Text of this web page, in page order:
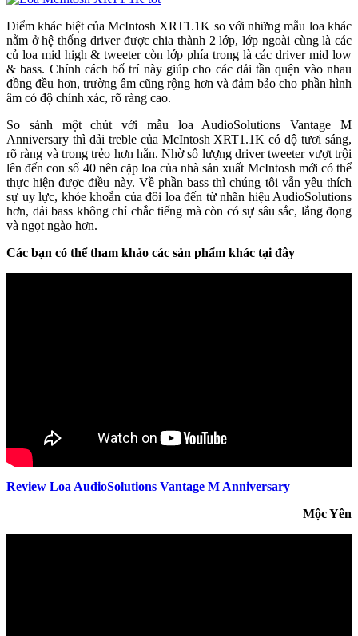
Điểm khác biệt của McIntosh XRT1.1K so với những mẫu loa khác
nằm ở hệ thống driver được chia thành 2 lớp, lớp ngoài cùng là các
củ loa mid high & tweeter còn lớp phía trong là các driver mid low
& bass. Chính cách bố trí này giúp cho các dải tần quện vào nhau
đồng đều hơn, trường âm cũng rộng hơn và đảm bảo cho phần hình
âm có độ chính xác, rõ ràng cao.
So sánh một chút với mẫu loa AudioSolutions Vantage M
Anniversary thì dải treble của McIntosh XRT1.1K có độ tươi sáng,
rõ ràng và trong trẻo hơn hẳn. Nhờ số lượng driver tweeter vượt trội
lên đến con số 40 nên cặp loa của nhà sản xuất McIntosh mới có thể
thực hiện được điều này. Về phần bass thì chúng tôi vẫn yêu thích
sự uy lực, khỏe khoắn của đôi loa đến từ nhãn hiệu AudioSolutions
hơn, dải bass không chỉ chắc tiếng mà còn có sự sâu sắc, lắng đọng
và ngọt ngào hơn.
Các bạn có thể tham khảo các sản phẩm khác tại đây
Review Loa AudioSolutions Vantage M Anniversary
Mộc Yên